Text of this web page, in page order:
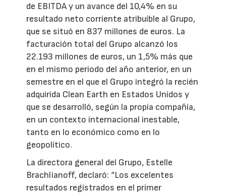
de EBITDA y un avance del 10,4% en su
resultado neto corriente atribuible al Grupo,
que se situó en 837 millones de euros. La
facturación total del Grupo alcanzó los
22.193 millones de euros, un 1,5% más que
en el mismo periodo del año anterior, en un
semestre en el que el Grupo integró la recién
adquirida Clean Earth en Estados Unidos y
que se desarrolló, según la propia compañía,
en un contexto internacional inestable,
tanto en lo económico como en lo
geopolítico.
La directora general del Grupo, Estelle
Brachlianoff, declaró: “Los excelentes
resultados registrados en el primer